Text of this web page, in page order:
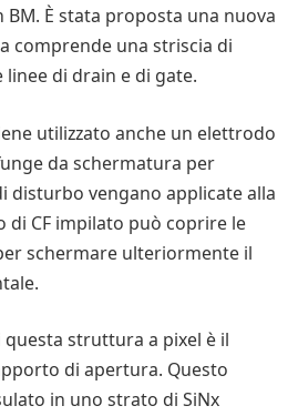
È stata proposta una nuova
comprende una striscia di
di drain e di gate.
utilizzato anche un elettrodo
da schermatura per
disturbo vengano applicate alla
di CF impilato può coprire le
schermare ulteriormente il
struttura a pixel è il
di apertura. Questo
in uno strato di SiNx